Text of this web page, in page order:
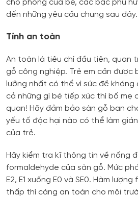
cho phòng của bé, các bậc phụ
đến những yêu cầu chung sau đây.
Tính an toàn
An toàn là tiêu chí đầu tiên, quan
gỗ công nghiệp. Trẻ em cần được
lưỡng nhất có thể vì sức đề kháng
cả những gì bé tiếp xúc thì bố mẹ
quan! Hãy đảm bảo sàn gỗ bạn
yếu tố độc hại nào có thể làm
của trẻ.
Hãy kiểm tra kĩ thông tin về nống
formaldehyde của sàn gỗ. Mức
E2, E1 xuống E0 và SE0. Hàm
thấp thì càng an toàn cho môi